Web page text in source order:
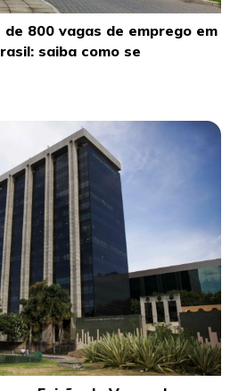
de 800 vagas de emprego em
saiba como se